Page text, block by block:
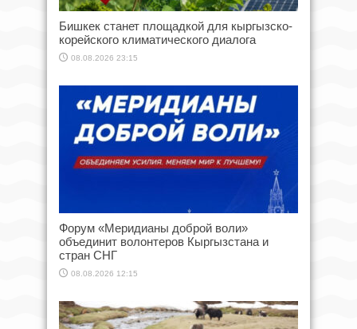
Бишкек станет площадкой для кыргызско-
корейского климатического диалога
08.08.2026 23:15
Форум «Меридианы доброй воли»
объединит волонтеров Кыргызстана и
стран СНГ
08.08.2026 12:15